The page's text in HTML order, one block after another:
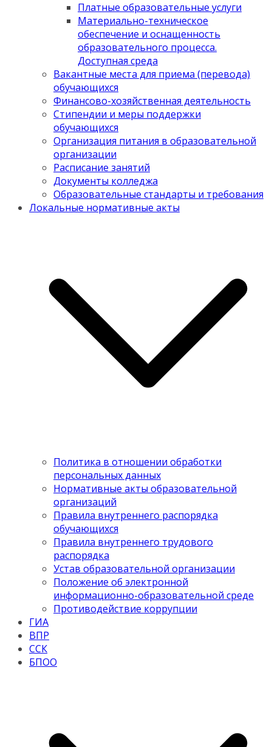
Платные образовательные услуги
Материально-техническое
обеспечение и оснащенность
образовательного процесса.
Доступная среда
Вакантные места для приема (перевода)
обучающихся
Финансово-хозяйственная деятельность
Стипендии и меры поддержки
обучающихся
Организация питания в образовательной
организации
Расписание занятий
Документы колледжа
Образовательные стандарты и требования
Локальные нормативные акты
Политика в отношении обработки
персональных данных
Нормативные акты образовательной
организаций
Правила внутреннего распорядка
обучающихся
Правила внутреннего трудового
распорядка
Устав образовательной организации
Положение об электронной
информационно-образовательной среде
Противодействие коррупции
ГИА
ВПР
ССК
БПОО